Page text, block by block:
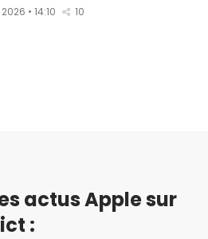
• 14:10 10
actus Apple sur
: